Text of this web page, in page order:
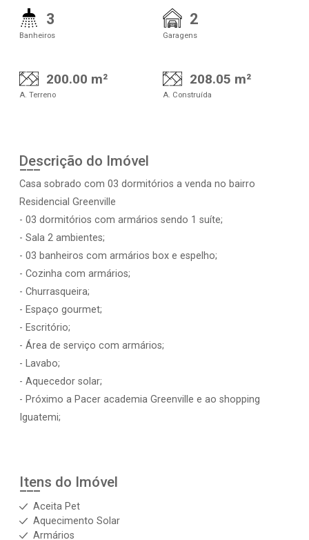
3
Banheiros
2
Garagens
200.00 m²
A. Terreno
208.05 m²
A. Construída
Descrição do Imóvel
Casa sobrado com 03 dormitórios a venda no bairro
Residencial Greenville
- 03 dormitórios com armários sendo 1 suíte;
- Sala 2 ambientes;
- 03 banheiros com armários box e espelho;
- Cozinha com armários;
- Churrasqueira;
- Espaço gourmet;
- Escritório;
- Área de serviço com armários;
- Lavabo;
- Aquecedor solar;
- Próximo a Pacer academia Greenville e ao shopping
Iguatemi;
Itens do Imóvel
Aceita Pet
Aquecimento Solar
Armários